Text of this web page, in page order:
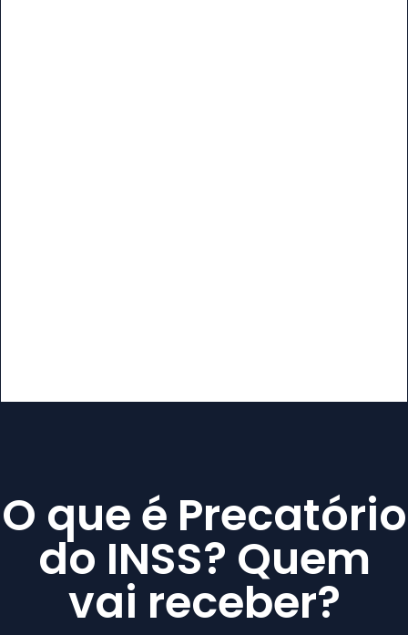
O que é Precatório
do INSS? Quem
vai receber?